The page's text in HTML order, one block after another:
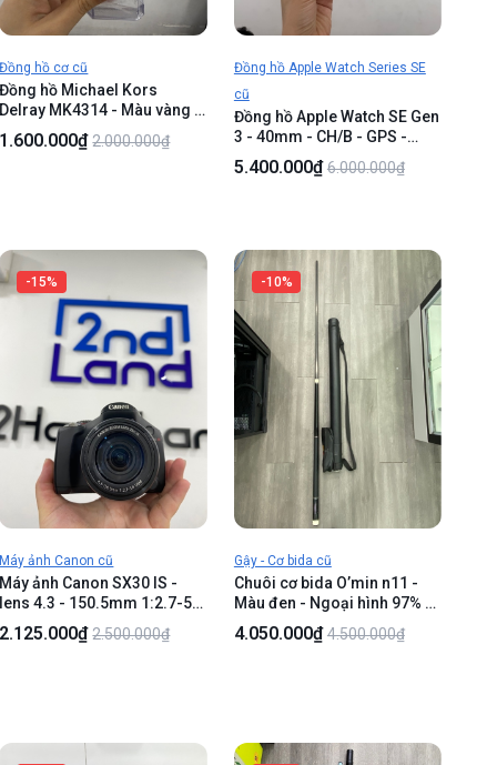
Đồng hồ cơ cũ
Đồng hồ Michael Kors
Delray MK4314 - Màu vàng -
Ngoại hình 98% - viền xước
nhẹ - Kèm Box
1.600.000₫2.000.000₫
Đồng hồ Apple Watch Series SE
cũ
Đồng hồ Apple Watch SE Gen
3 - 40mm - CH/B - GPS -
Xách tay Trung - Màu
midnight - NewSeal
5.400.000₫6.000.000₫
-15%
Máy ảnh Canon cũ
Máy ảnh Canon SX30 IS -
lens 4.3 - 150.5mm 1:2.7-5.8
USM - Màu đen - Ngoại hình
97% - lens mốc , lens có vết
2.125.000₫2.500.000₫
-10%
Gậy - Cơ bida cũ
Chuôi cơ bida O’min n11 -
Màu đen - Ngoại hình 97% -
Chuôi tróc sơn, cấn móp -
Kèm túi , ngọn cơ bida
4.050.000₫4.500.000₫